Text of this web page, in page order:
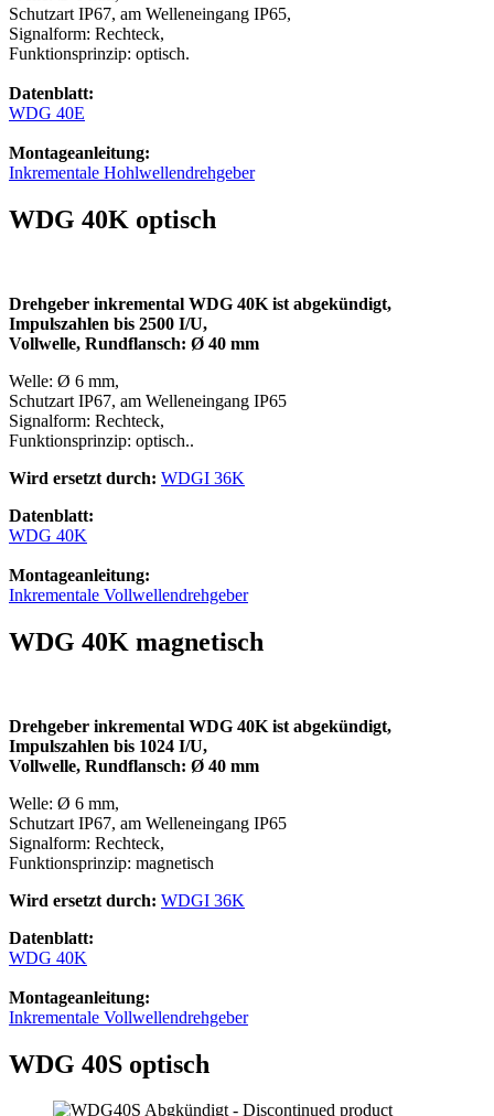
Schutzart IP67, am Welleneingang IP65,
Signalform: Rechteck,
Funktionsprinzip: optisch.
Datenblatt:
WDG 40E
Montageanleitung:
Inkrementale Hohlwellendrehgeber
WDG 40K optisch
Drehgeber inkremental WDG 40K ist abgekündigt,
Impulszahlen bis 2500 I/U,
Vollwelle, Rundflansch: Ø 40 mm
Welle: Ø 6 mm,
Schutzart IP67, am Welleneingang IP65
Signalform: Rechteck,
Funktionsprinzip: optisch..
Wird ersetzt durch: WDGI 36K
Datenblatt:
WDG 40K
Montageanleitung:
Inkrementale Vollwellendrehgeber
WDG 40K magnetisch
Drehgeber inkremental WDG 40K ist abgekündigt,
Impulszahlen bis 1024 I/U,
Vollwelle, Rundflansch: Ø 40 mm
Welle: Ø 6 mm,
Schutzart IP67, am Welleneingang IP65
Signalform: Rechteck,
Funktionsprinzip: magnetisch
Wird ersetzt durch: WDGI 36K
Datenblatt:
WDG 40K
Montageanleitung:
Inkrementale Vollwellendrehgeber
WDG 40S optisch